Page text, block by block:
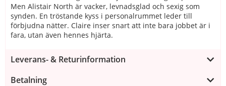
Men Alistair North är vacker, levnadsglad och sexig som
synden. En tröstande kyss i personalrummet leder till
förbjudna nätter. Claire inser snart att inte bara jobbet är i
fara, utan även hennes hjärta.
Leverans- & Returinformation
Betalning